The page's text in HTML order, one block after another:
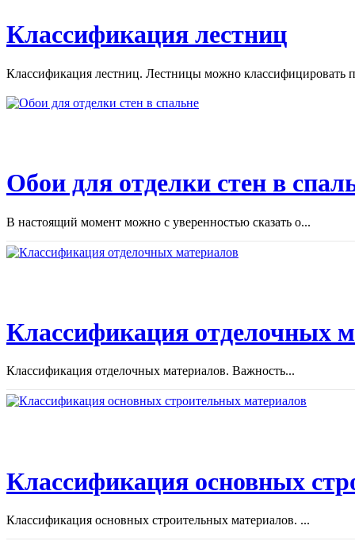
Классификация лестниц
Классификация лестниц. Лестницы можно классифицировать
Обои для отделки стен в
В настоящий момент можно с уверенностью сказать о...
Классификация отделочных
Классификация отделочных материалов. Важность...
Классификация основных
Классификация основных строительных материалов. ...